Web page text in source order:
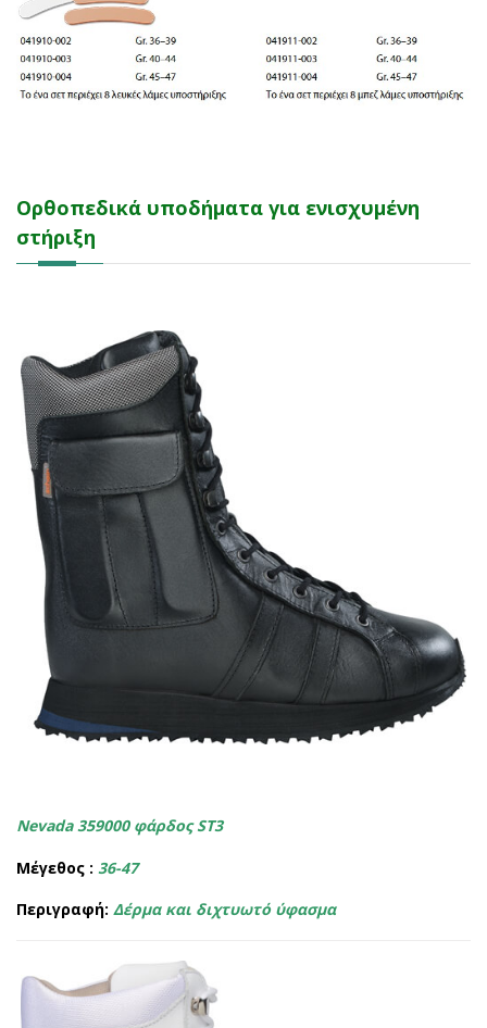
Ορθοπεδικά υποδήματα για ενισχυμένη
στήριξη
Nevada 359000φάρδος ST3
Μέγεθος : 36-47
Περιγραφή: Δέρμα και διχτυωτό ύφασμα